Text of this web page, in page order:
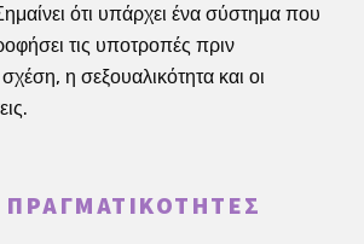
ότι υπάρχει ένα σύστημα που
τις υποτροπές πριν
η σεξουαλικότητα και οι